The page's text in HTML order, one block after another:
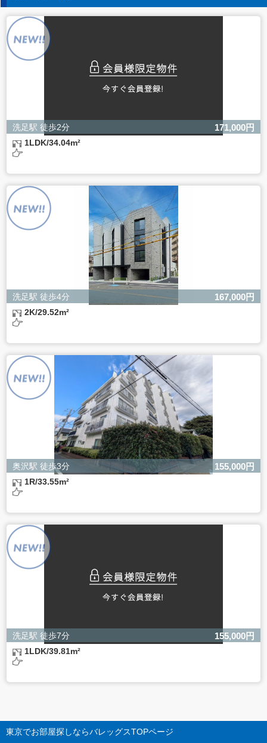
ご本人様は、当社に対してご自身の個人情報の開示等（利
用目的の通知、開示、内容の訂正・追加・削除、利用の停
止または消去、第三者への提供の停止）に関して、下記の
当社問合わせ窓口に申し出ることができます。その際、当
社はお客様ご本人を確認させていただいたうえで、合理的
な間内に対応いたします。
【お問合せ窓口】
株式会社バレッグス 個人情報問合せ窓口
受付時間：平日10：30～17：00 ※弊社公休日を除く
よるものです。
ただし、必要な項目をいただけない場合、適切な対応がで
きない場合があります。
洗足駅 徒歩2分 171,000円
1LDK/34.04m²
洗足駅 徒歩4分 167,000円
2K/29.52m²
奥沢駅 徒歩3分 155,000円
1R/33.55m²
洗足駅 徒歩7分 155,000円
1LDK/39.81m²
東京でお部屋探しならバレッグスTOPページ